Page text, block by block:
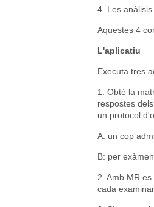
4. Les
Aquestes 4
L'aplicatiu
Executa tres
1. Obté la
respostes
un protocol
A: un cop
B: per
2. Amb MR
cada